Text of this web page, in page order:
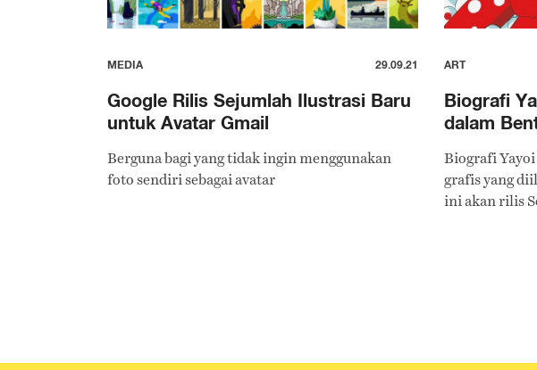
MEDIA 29.09.21
Google Rilis Sejumlah Ilustrasi Baru
untuk Avatar Gmail
Berguna bagi yang tidak ingin menggunakan
foto sendiri sebagai avatar
ART
Biografi
dalam
Biografi
grafis yang
ini akan rilis